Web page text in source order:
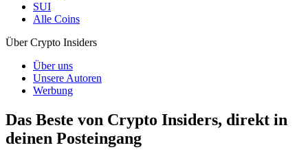
SUI
Alle Coins
Über Crypto Insiders
Über uns
Unsere Autoren
Werbung
Das Beste von Crypto Insiders, direkt in
deinen Posteingang